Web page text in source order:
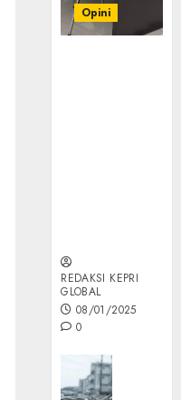
Opini
REDAKSI KEPRI
GLOBAL
08/01/2025
0